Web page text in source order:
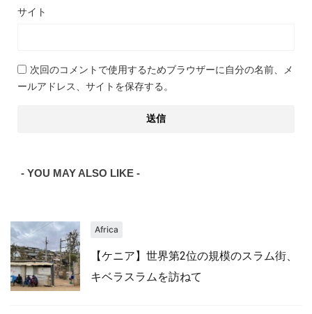
サイト
次回のコメントで使用するためブラウザーに自分の名前、メ
ールアドレス、サイトを保存する。
- YOU MAY ALSO LIKE -
Africa
【ケニア】世界第2位の規模のスラム街、
キベラスラムを訪ねて